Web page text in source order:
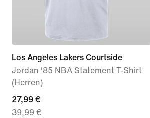
Los Angeles Lakers Courtside
Jordan '85 NBA Statement T-Shirt
(Herren)
current
price
27,99 €
39,99 €